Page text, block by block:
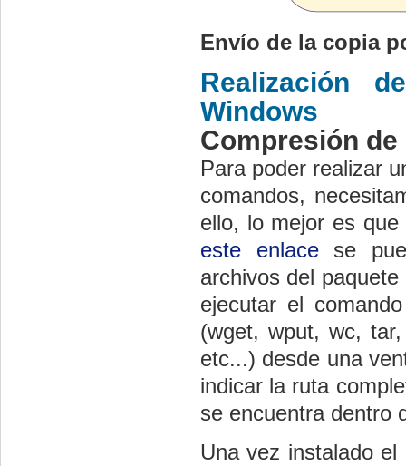
Envío de la copia
Realización
Windows
Compresión
Para poder realizar
comandos,
ello, lo mejor es
este enlacese
archivos del
ejecutar el
(wget, wput, wc,
etc...) desde una
indicar la ruta
se encuentra dentro
Una vez instalado